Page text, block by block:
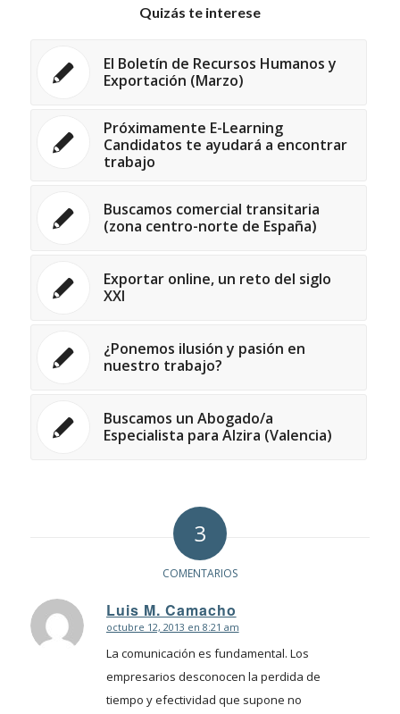
Quizás te interese
El Boletín de Recursos Humanos y
Exportación (Marzo)
Próximamente E-Learning
Candidatos te ayudará a encontrar
trabajo
Buscamos comercial transitaria
(zona centro-norte de España)
Exportar online, un reto del siglo
XXI
¿Ponemos ilusión y pasión en
nuestro trabajo?
Buscamos un Abogado/a
Especialista para Alzira (Valencia)
3
COMENTARIOS
Luis M. Camacho
Dice:
octubre 12, 2013 en 8:21 am
La comunicación es fundamental. Los
empresarios desconocen la perdida de
tiempo y efectividad que supone no